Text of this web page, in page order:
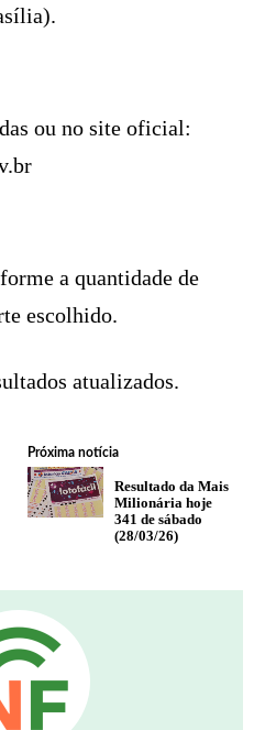
ou no site oficial:
a quantidade de
escolhido.
atualizados.
Próxima notícia
Resultado da Mais
Milionária hoje
341 de sábado
(28/03/26)